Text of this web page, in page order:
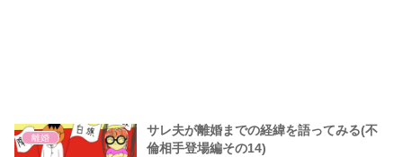
離婚
サレ夫が離婚までの経緯を語ってみる(不
倫相手登場編その14)